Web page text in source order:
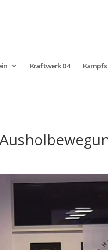
Kraftwerk 04